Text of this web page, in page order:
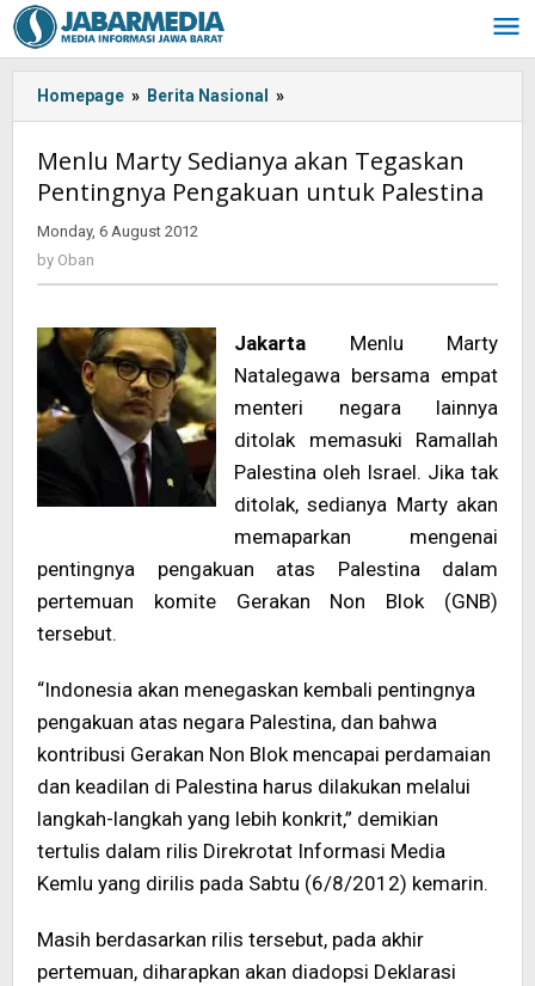
Skip
to
content
Homepage » Berita Nasional »
-:IN-
>Menlu
Marty
untuk
Palestina
<!-
-
>
Menlu Marty Sedianya akan Tegaskan
Pentingnya Pengakuan untuk Palestina
Monday, 6 August 2012
by Oban
Jakarta Menlu Marty
Natalegawa bersama empat
menteri negara lainnya
ditolak memasuki Ramallah
Palestina oleh Israel. Jika tak
ditolak, sedianya Marty akan
memaparkan mengenai
pentingnya pengakuan atas Palestina dalam
pertemuan komite Gerakan Non Blok (GNB)
tersebut.
“Indonesia akan menegaskan kembali pentingnya
pengakuan atas negara Palestina, dan bahwa
kontribusi Gerakan Non Blok mencapai perdamaian
dan keadilan di Palestina harus dilakukan melalui
langkah-langkah yang lebih konkrit,” demikian
tertulis dalam rilis Direkrotat Informasi Media
Kemlu yang dirilis pada Sabtu (6/8/2012) kemarin.
Masih berdasarkan rilis tersebut, pada akhir
pertemuan, diharapkan akan diadopsi Deklarasi